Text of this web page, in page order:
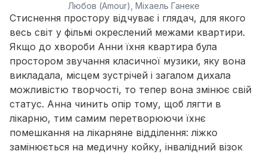
Любов (Amour), Міхаель Ганеке
Стиснення простору відчуває і глядач, для якого
весь світ у фільмі окреслений межами квартири.
Якщо до хвороби Анни їхня квартира була
простором звучання класичної музики, яку вона
викладала, місцем зустрічей і загалом дихала
можливістю творчості, то тепер вона змінює свій
статус. Анна чинить опір тому, щоб лягти в
лікарню, тим самим перетворюючи їхнє
помешкання на лікарняне відділення: ліжко
замінюється на медичну койку, інвалідний візок